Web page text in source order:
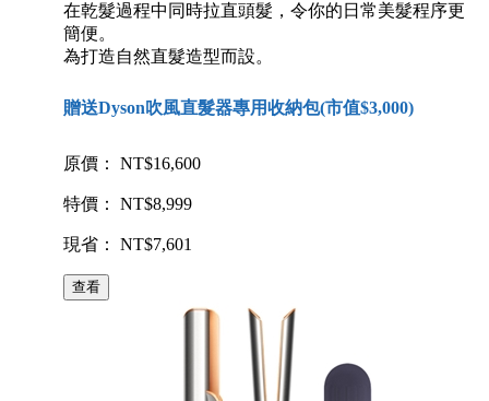
在乾髮過程中同時拉直頭髮，令你的日常美髮程序更
簡便。
為打造自然直髮造型而設。
贈送Dyson吹風直髮器專用收納包(市值$3,000)
原價： NT$16,600
特價： NT$8,999
現省： NT$7,601
查看